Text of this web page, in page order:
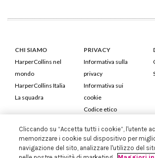
CHI SIAMO
HarperCollins nel
mondo
HarperCollins Italia
La squadra
PRIVACY
Informativa sulla
privacy
Informativa sui
cookie
Codice etico
HarperCollins Italia S.p.A. Viale Monte
Cod. Fiscale e P.IVA 05946780151 -
Cliccando su “Accetta tutti i cookie”, l'utente
memorizzare i cookie sul dispositivo per
navigazione del sito, analizzare l'utilizzo del